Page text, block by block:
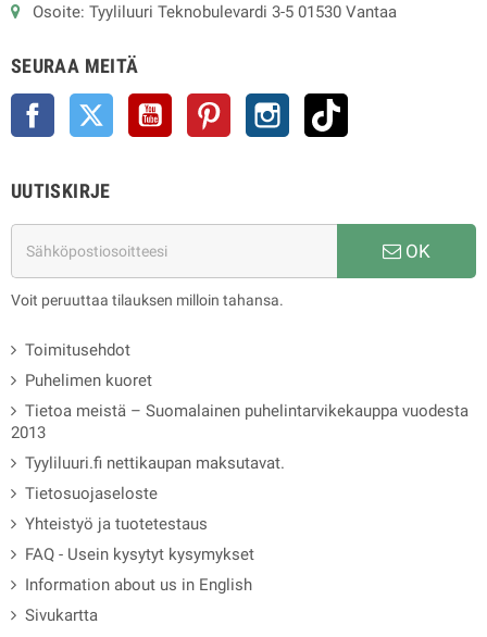
Osoite: Tyyliluuri Teknobulevardi 3-5 01530 Vantaa
SEURAA MEITÄ
Facebook Twitter YouTube Pinterest Instagram
UUTISKIRJE
OK
Voit peruuttaa tilauksen milloin tahansa.
Toimitusehdot
Puhelimen kuoret
Tietoa meistä – Suomalainen puhelintarvikekauppa vuodesta
2013
Tyyliluuri.fi nettikaupan maksutavat.
Tietosuojaseloste
Yhteistyö ja tuotetestaus
FAQ - Usein kysytyt kysymykset
Information about us in English
Sivukartta